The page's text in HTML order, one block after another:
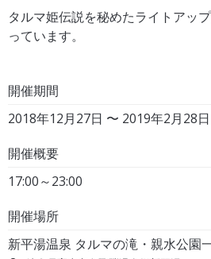
タルマ姫伝説を秘めたライトアッ
っています。
開催期間
2018年12月27日 〜 2019年2月28日
開催概要
17:00～23:00
開催場所
新平湯温泉 タルマの滝・親水公園